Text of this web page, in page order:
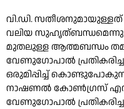
വി.ഡി.
വലിയ സുഹൃത്ബന്ധമെന്നും
മുതലുള്ള ആത്മബന്ധം
വേണുഗോപാൽ
ഒരുമിപ്പിച്ച്
നാഷണൽ കോൺഗ്രസ് എന്ന
വേണുഗോപാൽ